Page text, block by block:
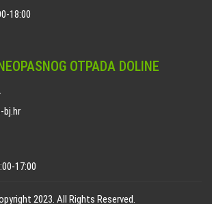
18:00
OTPADA DOLINE
bj.hr
17:00
2023. All Rights Reserved.